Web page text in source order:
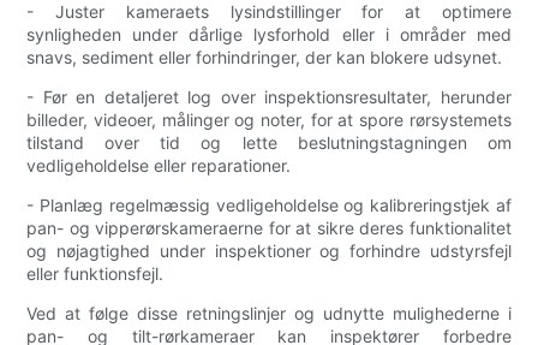
- Juster kameraets lysindstillinger for at optimere
synligheden under dårlige lysforhold eller i områder med
snavs, sediment eller forhindringer, der kan blokere udsynet.
- Før en detaljeret log over inspektionsresultater, herunder
billeder, videoer, målinger og noter, for at spore rørsystemets
tilstand over tid og lette beslutningstagningen om
vedligeholdelse eller reparationer.
- Planlæg regelmæssig vedligeholdelse og kalibreringstjek af
pan- og vipperørskameraerne for at sikre deres funktionalitet
og nøjagtighed under inspektioner og forhindre udstyrsfejl
eller funktionsfejl.
Ved at følge disse retningslinjer og udnytte mulighederne i
pan- og tilt-rørkameraer kan inspektører forbedre